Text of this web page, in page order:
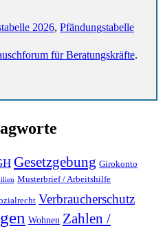
2026, Pfändungstabelle
für Beratungskräfte.
Gesetzgebung Girokonto
Musterbrief / Arbeitshilfe
Verbraucherschutz
Wohnen Zahlen /